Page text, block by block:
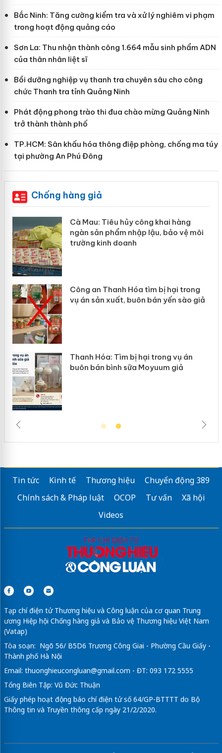
Bắc Ninh: Tăng cường kiểm tra và xử lý nghiêm vi phạm
trong hoạt động quảng cáo
Sơn La: Thu nhận thành công 1.664 mẫu sinh phẩm ADN
của thân nhân liệt sĩ
Bồi dưỡng nghiệp vụ thanh tra chuyên sâu cho công
chức Thanh tra tỉnh Quảng Ninh
Phát động phong trào thi đua chào mừng Quảng Ninh
trở thành thành phố
TP.HCM: Sân khấu hóa thông điệp phòng, chống ma túy
tại phường An Phú Đông
Chống hàng giả
giả
Khẩn trương xác minh, xử lý sản phẩm
Slimaura Care x3 sử dụng giấy phép
giả mạo
Lào Cai xử lý 83 vụ vi phạm thương
mại trong tháng 7
Hưng Yên: Xử lý 6 hộ kinh doanh bán
hàng giả mạo nhãn hiệu Adidas, Nike
Tin tức Kinh tế Thương hiệu
Chuyển động 389
Chính sách & Pháp luật
OCOP Tư vấn
Xã hội
Videos
Tạp chí điện tử Thương hiệu và Công luận của cơ quan Trung
ương Hiệp hội Chống hàng giả và Bảo vệ Thương hiệu Việt Nam
(Vatap)
Tòa soạn: Ngõ 56/ B5D6 Trương Công Giai - Phường Cầu Giấy -
Thành phố Hà Nội
Email: thuonghieucongluan@gmail.com - ĐT: 093 172 5555
Tổng Biên Tập: Vũ Đức Thuận
Giấy phép hoạt động báo chí điện tử số 64/GP-BTTTT do Bộ
Thông tin và Truyền thông cấp ngày 21/2/2020.